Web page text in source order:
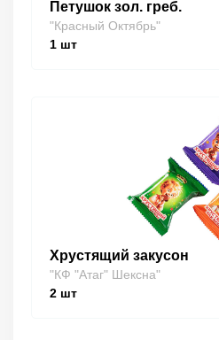
Петушок зол. греб.
"Красный Октябрь"
1 шт
Хрустящий закусон
"КФ "Атаг" Шексна"
2 шт